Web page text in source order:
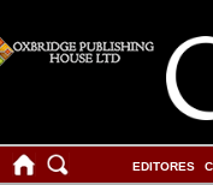
EDITORES